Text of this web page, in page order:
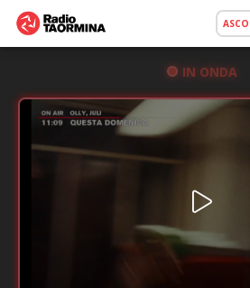
IN ONDA